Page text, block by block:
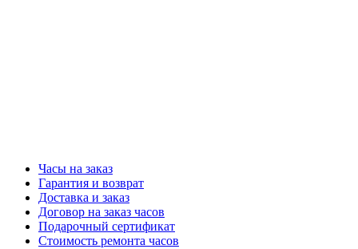
Часы на заказ
Гарантия и возврат
Доставка и заказ
Договор на заказ часов
Подарочный сертификат
Стоимость ремонта часов